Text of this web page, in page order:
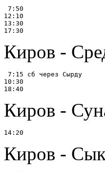
7:50
12:10
13:30
Киров -
7:15 сб через Сырду
10:30
Киров -
Киров -